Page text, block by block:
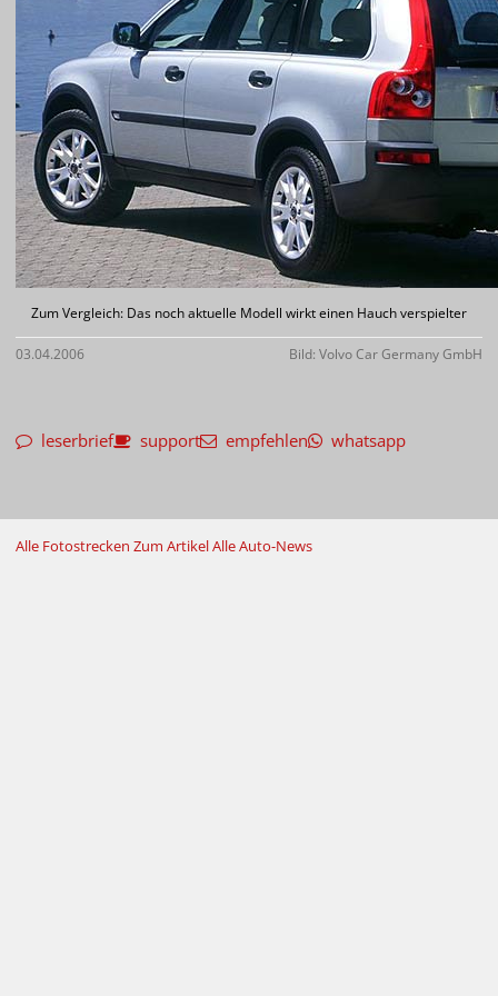
Zum Vergleich: Das noch aktuelle Modell wirkt einen Hauch verspielter
03.04.2006 Bild: Volvo Car Germany GmbH
leserbrief support empfehlen whatsapp
Alle Fotostrecken Zum ArtikelAlle Auto-News